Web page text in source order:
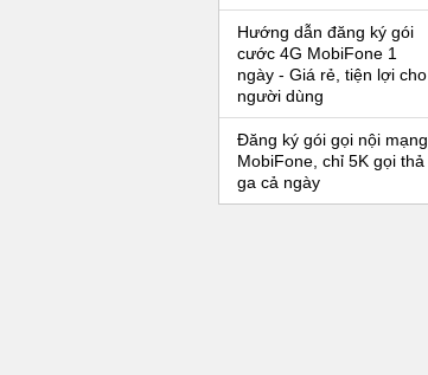
Hướng dẫn đăng ký gói
cước 4G MobiFone 1
ngày - Giá rẻ, tiện lợi cho
người dùng
Đăng ký gói gọi nội mạng
MobiFone, chỉ 5K gọi thả
ga cả ngày